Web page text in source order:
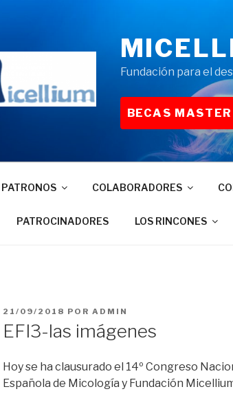
Fundación para el
BECAS
PATRONOS COLABORADORES
PATROCINADORES LOS RINCONES
PUBLICADO
21/09/2018 POR ADMIN
EFI3-las imágenes
Hoy se ha clausurado el 14º Congreso
Española de Micología y Fundación